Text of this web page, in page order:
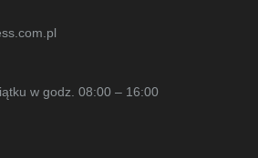
w godz. 08:00 – 16:00